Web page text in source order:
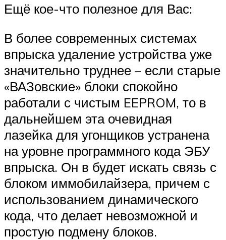
Ещё кое-что полезное для Вас:
В более современных системах
впрыска удаление устройства уже
значительно труднее – если старые
«ВАЗовские» блоки спокойно
работали с чистым EEPROM, то в
дальнейшем эта очевидная
лазейка для угонщиков устранена
на уровне программного кода ЭБУ
впрыска. Он в будет искать связь с
блоком иммобилайзера, причем с
использованием динамического
кода, что делает невозможной и
простую подмену блоков.